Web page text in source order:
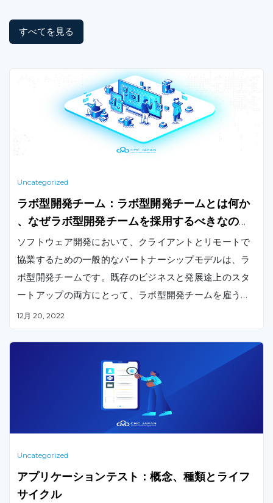
すべてを見る
Uncategorized
ラボ型開発チーム：ラボ型開発チームとは何か
、なぜラボ型開発チームを採用するべきなのか
？
ソフトウェア開発において、クライアントとリモートで
協業するための一般的なパートナーシップモデルは、ラ
ボ型開発チームです。既存のビジネスと発展途上のスタ
ートアップの両方にとって、ラボ型開発チームを雇うこ
とは理想的な選択肢です。
12月 20, 2022
Uncategorized
アプリケーションテスト：概念、種類とライフ
サイクル